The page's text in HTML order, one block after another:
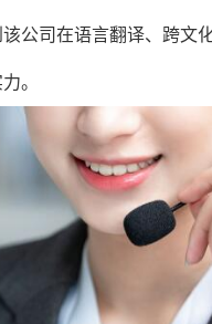
公司在语言翻译、跨文
。